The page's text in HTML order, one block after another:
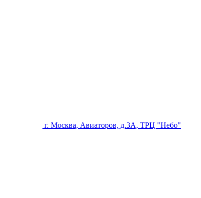
г. Москва, Авиаторов, д.3А, ТРЦ "Небо"